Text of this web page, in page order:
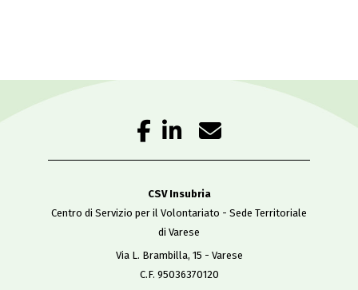
CSV Insubria
Centro di Servizio per il Volontariato - Sede Territoriale
di Varese
Via L. Brambilla, 15 - Varese
C.F. 95036370120